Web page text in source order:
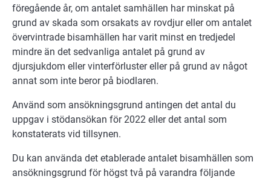
föregående år, om antalet samhällen har minskat på
grund av skada som orsakats av rovdjur eller om antalet
övervintrade bisamhällen har varit minst en tredjedel
mindre än det sedvanliga antalet på grund av
djursjukdom eller vinterförluster eller på grund av något
annat som inte beror på biodlaren.
Använd som ansökningsgrund antingen det antal du
uppgav i stödansökan för 2022 eller det antal som
konstaterats vid tillsynen.
Du kan använda det etablerade antalet bisamhällen som
ansökningsgrund för högst två på varandra följande